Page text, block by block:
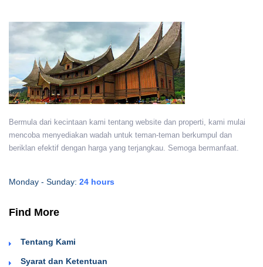
Bermula dari kecintaan kami tentang website dan properti, kami mulai
mencoba menyediakan wadah untuk teman-teman berkumpul dan
beriklan efektif dengan harga yang terjangkau. Semoga bermanfaat.
Monday - Sunday: 24 hours
Find More
Tentang Kami
Syarat dan Ketentuan